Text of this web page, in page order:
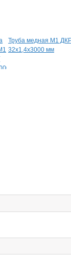
Труба медная М1
32х1,4х3000 мм